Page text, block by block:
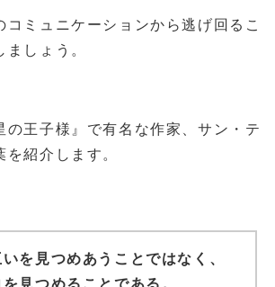
コミュニケーションから逃げ回るこ
しょう。
王子様』で有名な作家、サン・テ
紹介します。
を見つめあうことではなく、
見つめることである。